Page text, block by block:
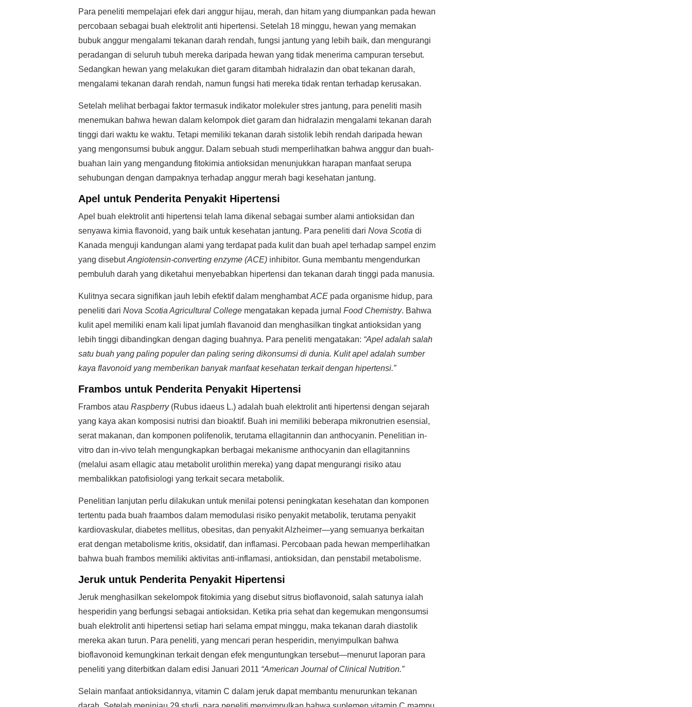
Para peneliti mempelajari efek dari anggur hijau, merah, dan hitam yang diumpankan pada hewan
percobaan sebagai buah elektrolit anti hipertensi. Setelah 18 minggu, hewan yang memakan
bubuk anggur mengalami tekanan darah rendah, fungsi jantung yang lebih baik, dan mengurangi
peradangan di seluruh tubuh mereka daripada hewan yang tidak menerima campuran tersebut.
Sedangkan hewan yang melakukan diet garam ditambah hidralazin dan obat tekanan darah,
mengalami tekanan darah rendah, namun fungsi hati mereka tidak rentan terhadap kerusakan.
Setelah melihat berbagai faktor termasuk indikator molekuler stres jantung, para peneliti masih
menemukan bahwa hewan dalam kelompok diet garam dan hidralazin mengalami tekanan darah
tinggi dari waktu ke waktu. Tetapi memiliki tekanan darah sistolik lebih rendah daripada hewan
yang mengonsumsi bubuk anggur. Dalam sebuah studi memperlihatkan bahwa anggur dan buah-
buahan lain yang mengandung fitokimia antioksidan menunjukkan harapan manfaat serupa
sehubungan dengan dampaknya terhadap anggur merah bagi kesehatan jantung.
Apel untuk Penderita Penyakit Hipertensi
Apel buah elektrolit anti hipertensi telah lama dikenal sebagai sumber alami antioksidan dan
senyawa kimia flavonoid, yang baik untuk kesehatan jantung. Para peneliti dari Nova Scotia di
Kanada menguji kandungan alami yang terdapat pada kulit dan buah apel terhadap sampel enzim
yang disebutAngiotensin-converting enzyme (ACE) inhibitor. Guna membantu mengendurkan
pembuluh darah yang diketahui menyebabkan hipertensi dan tekanan darah tinggi pada manusia.
Kulitnya secara signifikan jauh lebih efektif dalam menghambatACE pada organisme hidup, para
peneliti dari Nova Scotia Agricultural College mengatakan kepada jurnal Food Chemistry. Bahwa
kulit apel memiliki enam kali lipat jumlah flavanoid dan menghasilkan tingkat antioksidan yang
lebih tinggi dibandingkan dengan daging buahnya. Para peneliti mengatakan: “Apel adalah salah
satu buah yang paling populer dan paling sering dikonsumsi di dunia. Kulit apel adalah sumber
kaya flavonoid yang memberikan banyak manfaat kesehatan terkait dengan hipertensi.”
Frambos untuk Penderita Penyakit Hipertensi
Frambos atau Raspberry(Rubus idaeus L.) adalah buah elektrolit anti hipertensi dengan sejarah
yang kaya akan komposisi nutrisi dan bioaktif. Buah ini memiliki beberapa mikronutrien esensial,
serat makanan, dan komponen polifenolik, terutama ellagitannin dan anthocyanin. Penelitian in-
vitro dan in-vivo telah mengungkapkan berbagai mekanisme anthocyanin dan ellagitannins
(melalui asam ellagic atau metabolit urolithin mereka) yang dapat mengurangi risiko atau
membalikkan patofisiologi yang terkait secara metabolik.
Penelitian lanjutan perlu dilakukan untuk menilai potensi peningkatan kesehatan dan komponen
tertentu pada buah fraambos dalam memodulasi risiko penyakit metabolik, terutama penyakit
kardiovaskular, diabetes mellitus, obesitas, dan penyakit Alzheimer—yang semuanya berkaitan
erat dengan metabolisme kritis, oksidatif, dan inflamasi. Percobaan pada hewan memperlihatkan
bahwa buah frambos memiliki aktivitas anti-inflamasi, antioksidan, dan penstabil metabolisme.
Jeruk untuk Penderita Penyakit Hipertensi
Jeruk menghasilkan sekelompok fitokimia yang disebut sitrus bioflavonoid, salah satunya ialah
hesperidin yang berfungsi sebagai antioksidan. Ketika pria sehat dan kegemukan mengonsumsi
buah elektrolit anti hipertensi setiap hari selama empat minggu, maka tekanan darah diastolik
mereka akan turun. Para peneliti, yang mencari peran hesperidin, menyimpulkan bahwa
bioflavonoid kemungkinan terkait dengan efek menguntungkan tersebut—menurut laporan para
peneliti yang diterbitkan dalam edisi Januari 2011 “American Journal of Clinical Nutrition.”
Selain manfaat antioksidannya, vitamin C dalam jeruk dapat membantu menurunkan tekanan